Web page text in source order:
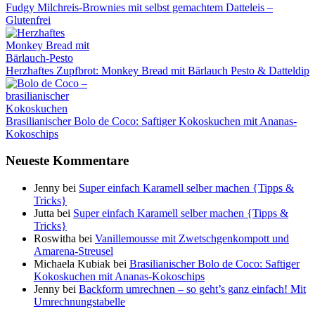
Fudgy Milchreis-Brownies mit selbst gemachtem Datteleis –
Glutenfrei
Herzhaftes Zupfbrot: Monkey Bread mit Bärlauch Pesto & Datteldip
Brasilianischer Bolo de Coco: Saftiger Kokoskuchen mit Ananas-
Kokoschips
Neueste Kommentare
Jenny bei Super einfach Karamell selber machen {Tipps &
Tricks}
Jutta bei Super einfach Karamell selber machen {Tipps &
Tricks}
Roswitha bei Vanillemousse mit Zwetschgenkompott und
Amarena-Streusel
Michaela Kubiak bei Brasilianischer Bolo de Coco: Saftiger
Kokoskuchen mit Ananas-Kokoschips
Jenny bei Backform umrechnen – so geht’s ganz einfach! Mit
Umrechnungstabelle